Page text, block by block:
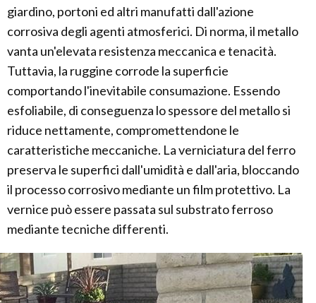
giardino, portoni ed altri manufatti dall'azione
corrosiva degli agenti atmosferici. Di norma, il metallo
vanta un'elevata resistenza meccanica e tenacità.
Tuttavia, la ruggine corrode la superficie
comportando l'inevitabile consumazione. Essendo
esfoliabile, di conseguenza lo spessore del metallo si
riduce nettamente, compromettendone le
caratteristiche meccaniche. La verniciatura del ferro
preserva le superfici dall'umidità e dall'aria, bloccando
il processo corrosivo mediante un film protettivo. La
vernice può essere passata sul substrato ferroso
mediante tecniche differenti.